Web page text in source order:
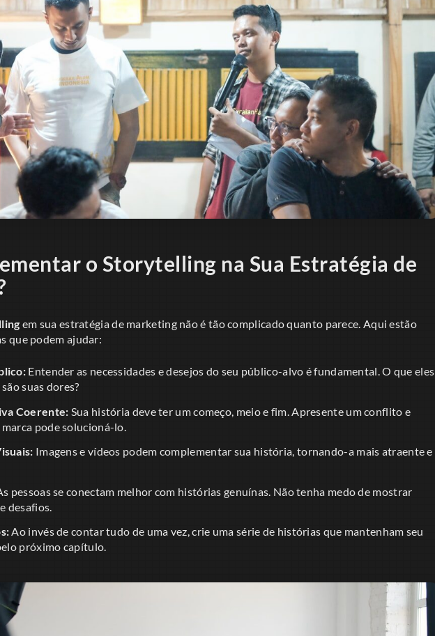
o Storytelling na Sua Estratégia de
em sua estratégia de marketing não é tão complicado quanto parece. Aqui estão
que podem ajudar:
Entender as necessidades e desejos do seu público-alvo é fundamental. O que eles
suas dores?
Coerente: Sua história deve ter um começo, meio e fim. Apresente um conflito e
pode solucioná-lo.
Imagens e vídeos podem complementar sua história, tornando-a mais atraente e
pessoas se conectam melhor com histórias genuínas. Não tenha medo de mostrar
desafios.
Ao invés de contar tudo de uma vez, crie uma série de histórias que mantenham seu
próximo capítulo.